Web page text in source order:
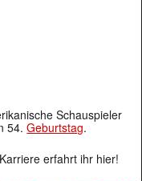
Schauspieler
54.Geburtstag.
erfahrt ihr hier!